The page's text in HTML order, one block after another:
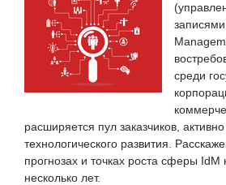
среди
расширяется пул заказчиков,
технологического развития.
прогнозах и точках роста сферы
несколько лет.